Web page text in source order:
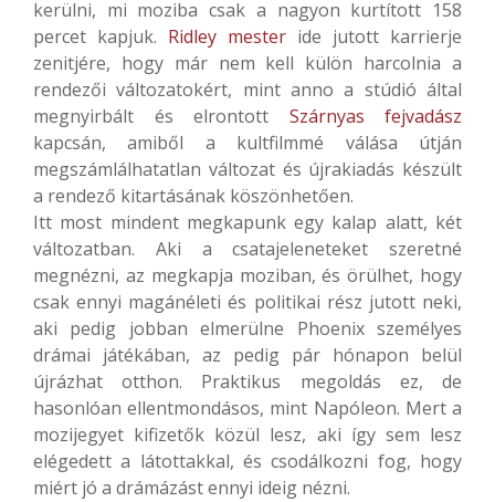
kerülni, mi moziba csak a nagyon kurtított 158
percet kapjuk. Ridley mester ide jutott karrierje
zenitjére, hogy már nem kell külön harcolnia a
rendezői változatokért, mint anno a stúdió által
megnyirbált és elrontott Szárnyas fejvadász
kapcsán, amiből a kultfilmmé válása útján
megszámlálhatatlan változat és újrakiadás készült
a rendező kitartásának köszönhetően.
Itt most mindent megkapunk egy kalap alatt, két
változatban. Aki a csatajeleneteket szeretné
megnézni, az megkapja moziban, és örülhet, hogy
csak ennyi magánéleti és politikai rész jutott neki,
aki pedig jobban elmerülne Phoenix személyes
drámai játékában, az pedig pár hónapon belül
újrázhat otthon. Praktikus megoldás ez, de
hasonlóan ellentmondásos, mint Napóleon. Mert a
mozijegyet kifizetők közül lesz, aki így sem lesz
elégedett a látottakkal, és csodálkozni fog, hogy
miért jó a drámázást ennyi ideig nézni.